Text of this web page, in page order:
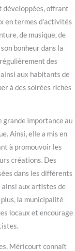
offrant
en termes d’activités
de musique, de
bonheur dans la
des
aux habitants de
à des soirées riches
grande importance au
Ainsi, elle a mis en
à promouvoir les
créations. Des
dans les différents
aux artistes de
la municipalité
locaux et encourage
Méricourt connaît